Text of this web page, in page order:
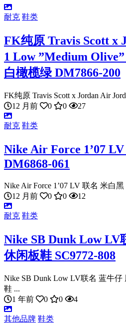
耐克 鞋类
FK纯原 Travis Scott x
1 Low ”Medium
白橄榄绿 DM7866-200
FK纯原 Travis Scott x Jordan Air
12 月前
0 0 27
耐克 鞋类
Nike Air Force 1’07
DM6868-061
Nike Air Force 1’07 LV 联名 米白
12 月前
0 0 12
耐克 鞋类
Nike SB Dunk Low LV
休闲板鞋 SC9772-808
Nike SB Dunk Low LV联名 蓝牛仔
鞋 ...
1 年前
0 0 4
其他品牌 鞋类